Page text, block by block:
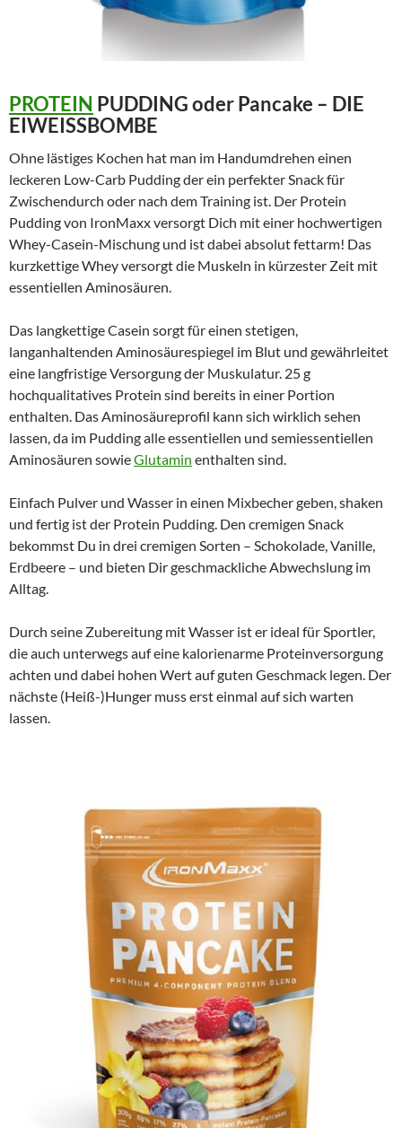
PROTEIN PUDDING oder Pancake – DIE
EIWEISSBOMBE
Ohne lästiges Kochen hat man im Handumdrehen einen
leckeren Low-Carb Pudding der ein perfekter Snack für
Zwischendurch oder nach dem Training ist. Der Protein
Pudding von IronMaxx versorgt Dich mit einer hochwertigen
Whey-Casein-Mischung und ist dabei absolut fettarm! Das
kurzkettige Whey versorgt die Muskeln in kürzester Zeit mit
essentiellen Aminosäuren.
Das langkettige Casein sorgt für einen stetigen,
langanhaltenden Aminosäurespiegel im Blut und gewährleitet
eine langfristige Versorgung der Muskulatur. 25 g
hochqualitatives Protein sind bereits in einer Portion
enthalten. Das Aminosäureprofil kann sich wirklich sehen
lassen, da im Pudding alle essentiellen und semiessentiellen
Aminosäuren sowieGlutamin enthalten sind.
Einfach Pulver und Wasser in einen Mixbecher geben, shaken
und fertig ist der Protein Pudding. Den cremigen Snack
bekommst Du in drei cremigen Sorten – Schokolade, Vanille,
Erdbeere – und bieten Dir geschmackliche Abwechslung im
Alltag.
Durch seine Zubereitung mit Wasser ist er ideal für Sportler,
die auch unterwegs auf eine kalorienarme Proteinversorgung
achten und dabei hohen Wert auf guten Geschmack legen. Der
nächste (Heiß-)Hunger muss erst einmal auf sich warten
lassen.